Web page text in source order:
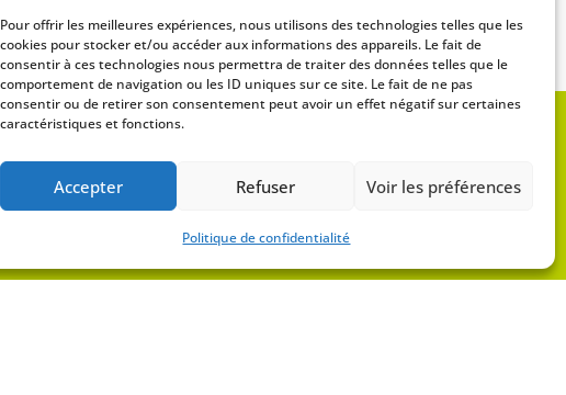
Pour offrir les meilleures expériences, nous utilisons des technologies telles que les
cookies pour stocker et/ou accéder aux informations des appareils. Le fait de
consentir à ces technologies nous permettra de traiter des données telles que le
comportement de navigation ou les ID uniques sur ce site. Le fait de ne pas
consentir ou de retirer son consentement peut avoir un effet négatif sur certaines
caractéristiques et fonctions.
Accepter Refuser Voir les préférences
Politique de confidentialité
?